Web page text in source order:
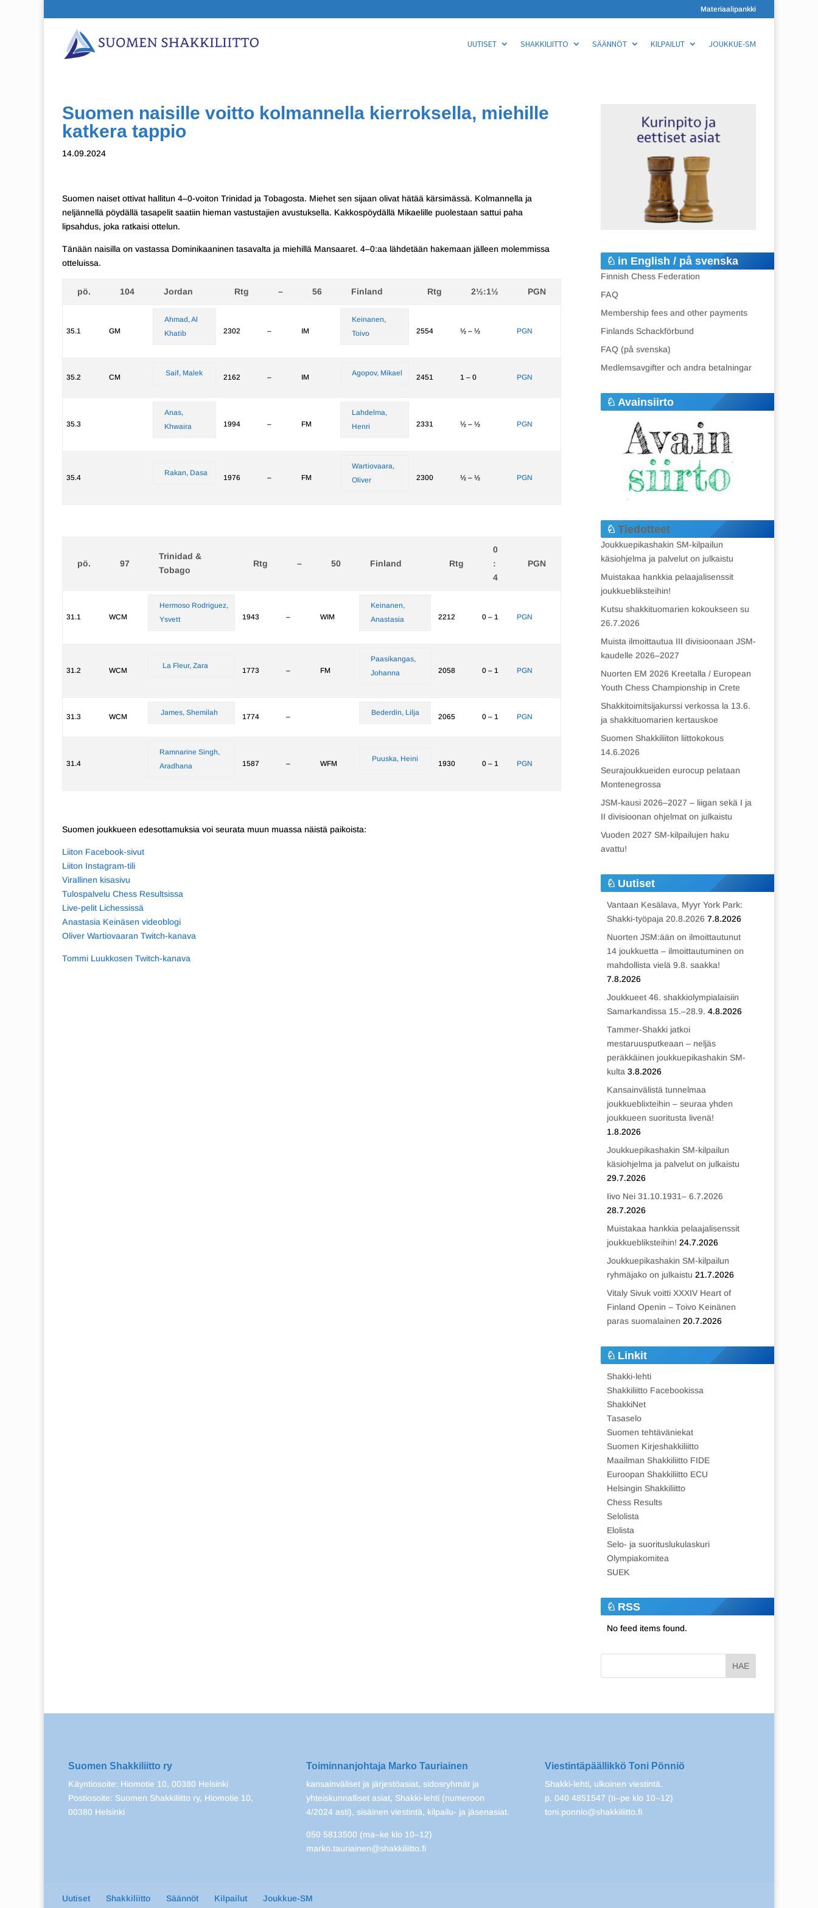
Materiaalipankki
UUTISET SHAKKILIITTO SÄÄNNÖT KILPAILUT JOUKKUE-SM
Suomen naisille voitto kolmannella kierroksella, miehille
katkera tappio
14.09.2024
Suomen naiset ottivat hallitun 4–0-voiton Trinidad ja Tobagosta. Miehet sen sijaan olivat hätää kärsimässä. Kolmannella ja
neljännellä pöydällä tasapelit saatiin hieman vastustajien avustuksella. Kakkospöydällä Mikaelille puolestaan sattui paha
lipsahdus, joka ratkaisi ottelun.
Tänään naisilla on vastassa Dominikaaninen tasavalta ja miehillä Mansaaret. 4–0:aa lähdetään hakemaan jälleen molemmissa
otteluissa.
pö. 104 Jordan Rtg – 56 Finland Rtg 2½:1½ PGN
35.1 GM
Ahmad, Al
Khatib
2302 – IM
Keinanen,
Toivo
2554 ½ – ½ PGN
35.2 CM Saif, Malek 2162 – IM Agopov, Mikael 2451 1 – 0 PGN
35.3
Anas,
Khwaira
1994 – FM
Lahdelma,
Henri
2331 ½ – ½ PGN
35.4
Rakan, Dasa
1976 – FM
Wartiovaara,
Oliver
2300 ½ – ½ PGN
pö. 97
Trinidad &
Tobago
Rtg – 50 Finland Rtg
0
:
4
PGN
31.1 WCM
Hermoso Rodriguez,
Ysvett
1943 – WIM
Keinanen,
Anastasia
2212 0 – 1 PGN
31.2 WCM
La Fleur, Zara
1773 – FM
Paasikangas,
Johanna
2058 0 – 1 PGN
31.3 WCM James, Shemilah 1774 – Bederdin, Lilja 2065 0 – 1 PGN
31.4
Ramnarine Singh,
Aradhana
1587 – WFM
Puuska, Heini
1930 0 – 1 PGN
Suomen joukkueen edesottamuksia voi seurata muun muassa näistä paikoista:
Liiton Facebook-sivut
Liiton Instagram-tili
Virallinen kisasivu
Tulospalvelu Chess Resultsissa
Live-pelit Lichessissä
Anastasia Keinäsen videoblogi
Oliver Wartiovaaran Twitch-kanava
Tommi Luukkosen Twitch-kanava
in English / på svenska
Finnish Chess Federation
FAQ
Membership fees and other payments
Finlands Schackförbund
FAQ (på svenska)
Medlemsavgifter och andra betalningar
Avainsiirto
Tiedotteet
Joukkuepikashakin SM-kilpailun
käsiohjelma ja palvelut on julkaistu
Muistakaa hankkia pelaajalisenssit
joukkuebliksteihin!
Kutsu shakkituomarien kokoukseen su
26.7.2026
Muista ilmoittautua III divisioonaan JSM-
kaudelle 2026–2027
Nuorten EM 2026 Kreetalla / European
Youth Chess Championship in Crete
Shakkitoimitsijakurssi verkossa la 13.6.
ja shakkituomarien kertauskoe
Suomen Shakkiliiton liittokokous
14.6.2026
Seurajoukkueiden eurocup pelataan
Montenegrossa
JSM-kausi 2026–2027 – liigan sekä I ja
II divisioonan ohjelmat on julkaistu
Vuoden 2027 SM-kilpailujen haku
avattu!
Uutiset
Vantaan Kesälava, Myyr York Park:
Shakki-työpaja 20.8.2026 7.8.2026
Nuorten JSM:ään on ilmoittautunut
14 joukkuetta – ilmoittautuminen on
mahdollista vielä 9.8. saakka!
7.8.2026
Joukkueet 46. shakkiolympialaisiin
Samarkandissa 15.–28.9. 4.8.2026
Tammer-Shakki jatkoi
mestaruusputkeaan – neljäs
peräkkäinen joukkuepikashakin SM-
kulta 3.8.2026
Kansainvälistä tunnelmaa
joukkueblixteihin – seuraa yhden
joukkueen suoritusta livenä!
1.8.2026
Joukkuepikashakin SM-kilpailun
käsiohjelma ja palvelut on julkaistu
29.7.2026
Iivo Nei 31.10.1931– 6.7.2026
28.7.2026
Muistakaa hankkia pelaajalisenssit
joukkuebliksteihin! 24.7.2026
Joukkuepikashakin SM-kilpailun
ryhmäjako on julkaistu 21.7.2026
Vitaly Sivuk voitti XXXIV Heart of
Finland Openin – Toivo Keinänen
paras suomalainen 20.7.2026
Linkit
Shakki-lehti
Shakkiliitto Facebookissa
ShakkiNet
Tasaselo
Suomen tehtäväniekat
Suomen Kirjeshakkiliitto
Maailman Shakkiliitto FIDE
Euroopan Shakkiliitto ECU
Helsingin Shakkiliitto
Chess Results
Selolista
Elolista
Selo- ja suorituslukulaskuri
Olympiakomitea
SUEK
RSS
No feed items found.
Suomen Shakkiliitto ry
Käyntiosoite: Hiomotie 10, 00380 Helsinki
Postiosoite: Suomen Shakkiliitto ry, Hiomotie 10,
00380 Helsinki
Toiminnanjohtaja Marko Tauriainen
kansainväliset ja järjestöasiat, sidosryhmät ja
yhteiskunnalliset asiat, Shakki-lehti (numeroon
4/2024 asti), sisäinen viestintä, kilpailu- ja jäsenasiat.
050 5813500 (ma–ke klo 10–12)
marko.tauriainen@shakkiliitto.fi
Viestintäpäällikkö Toni Pönniö
Shakki-lehti, ulkoinen viestintä.
p. 040 4851547 (ti–pe klo 10–12)
toni.ponnio@shakkiliitto.fi
Uutiset Shakkiliitto Säännöt Kilpailut Joukkue-SM